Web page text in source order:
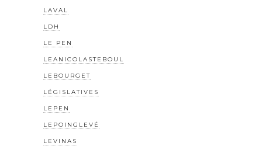
LAVAL
LDH
LE PEN
LEANICOLASTEBOUL
LEBOURGET
LÉGISLATIVES
LEPEN
LEPOINGLEVÉ
LEVINAS